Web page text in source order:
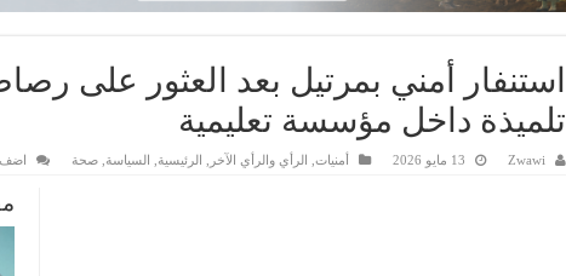
استنفار أمني بمرتيل بعد العثور على
تلميذة داخل مؤسسة تعليمية
Zwawi 13 مايو 2026 أمنيات الرأي والرأي الآخر الرئيسية السياسة صحة اضف